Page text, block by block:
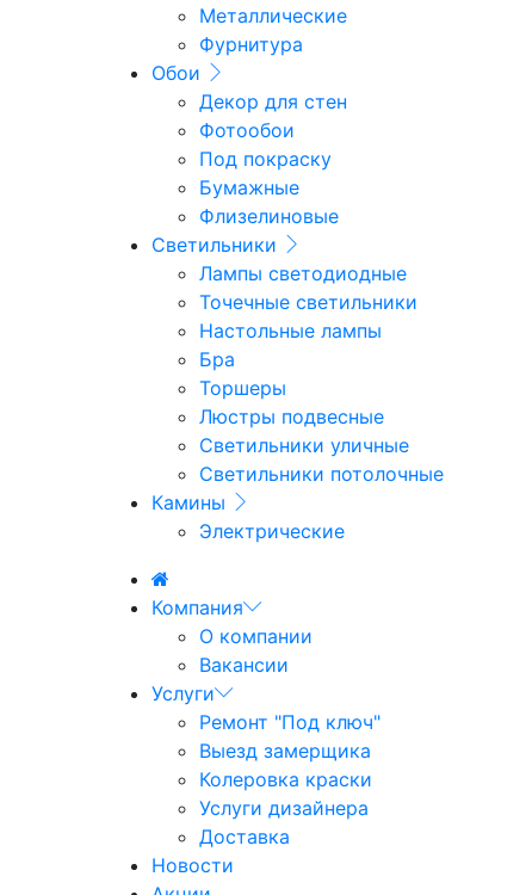
Металлические
Фурнитура
Обои
Декор для стен
Фотообои
Под покраску
Бумажные
Флизелиновые
Светильники
Лампы светодиодные
Точечные светильники
Настольные лампы
Бра
Торшеры
Люстры подвесные
Светильники уличные
Светильники потолочные
Камины
Электрические
Компания
О компании
Вакансии
Услуги
Ремонт "Под ключ"
Выезд замерщика
Колеровка краски
Услуги дизайнера
Доставка
Новости